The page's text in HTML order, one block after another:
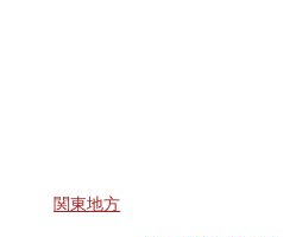
関東地方